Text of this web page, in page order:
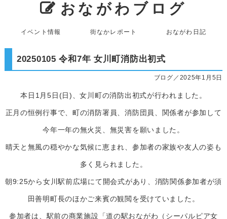
おながわブログ
イベント情報 街なかレポート おながわ日記
20250105 令和7年 女川町消防出初式
ブログ／2025年1月5日
本日1月5日(日)、女川町の消防出初式が行われました。
正月の恒例行事で、町の消防署員、消防団員、関係者が参加して
今年一年の無火災、無災害を願いました。
晴天と無風の穏やかな気候に恵まれ、参加者の家族や友人の姿も
多く見られました。
朝9:25から女川駅前広場にて開会式があり、消防関係参加者が須
田善明町長のほかご来賓の観閲を受けていました。
参加者は、駅前の商業施設「道の駅おながわ（シーパルピア女